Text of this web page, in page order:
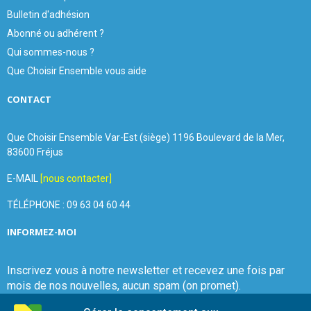
Bulletin d'adhésion
Abonné ou adhérent ?
Qui sommes-nous ?
Que Choisir Ensemble vous aide
CONTACT
Que Choisir Ensemble Var-Est (siège) 1196 Boulevard de la Mer,
83600 Fréjus
E-MAIL [nous contacter]
TÉLÉPHONE : 09 63 04 60 44
INFORMEZ-MOI
Inscrivez vous à notre newsletter et recevez une fois par
mois de nos nouvelles, aucun spam (on promet).